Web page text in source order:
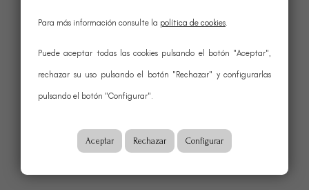
Para más información consulte la política de cookies.
Puede aceptar todas las cookies pulsando el botón "Aceptar",
rechazar su uso pulsando el botón "Rechazar" y configurarlas
pulsando el botón "Configurar".
Aceptar Rechazar Configurar